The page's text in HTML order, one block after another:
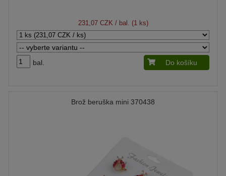
231,07 CZK / bal. (1 ks)
bal. Do košíku
Brož beruška mini 370438